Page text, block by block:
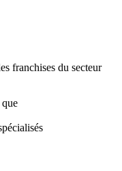
franchises du secteur